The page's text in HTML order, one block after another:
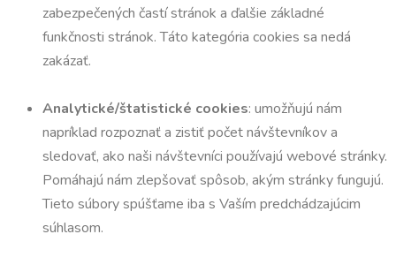
zabezpečených častí stránok a ďalšie základné
funkčnosti stránok. Táto kategória cookies sa nedá
zakázať.
Analytické/štatistické cookies: umožňujú nám
napríklad rozpoznať a zistiť počet návštevníkov a
sledovať, ako naši návštevníci používajú webové stránky.
Pomáhajú nám zlepšovať spôsob, akým stránky fungujú.
Tieto súbory spúšťame iba s Vaším predchádzajúcim
súhlasom.